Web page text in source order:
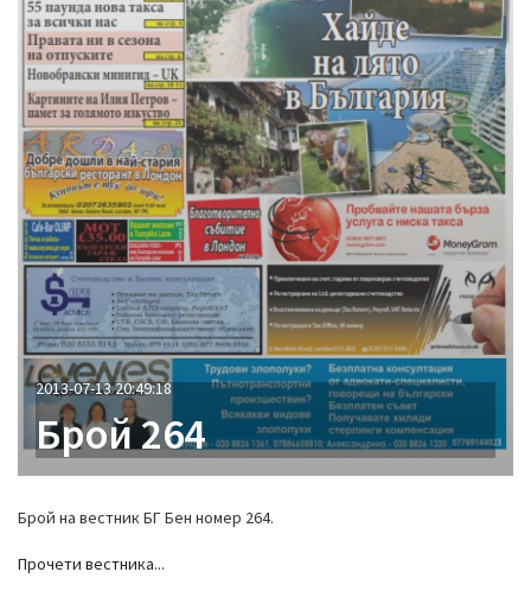
2013-07-13 20:49:18
Брой 264
Брой на вестник БГ Бен номер 264.
Прочети вестника...